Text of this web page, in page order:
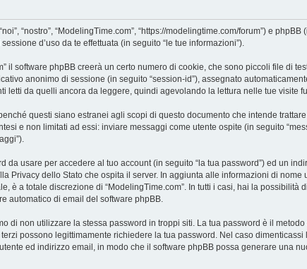
“nostro”, “ModelingTime.com”, “https://modelingtime.com/forum”) e phpBB
d’uso da te effettuata (in seguito “le tue informazioni”).
il software phpBB creerà un certo numero di cookie, che sono piccoli file di
anonimo di sessione (in seguito “session-id”), assegnato
letti da quelli ancora da leggere, quindi agevolando la lettura nelle tue visite
questi siano estranei agli scopi di questo documento che intende
e non limitati ad essi: inviare messaggi come utente ospite (in seguito
usare per accedere al tuo account (in seguito “la tua password”) ed un
Privacy dello Stato che ospita il server. In aggiunta alle informazioni di
è a totale discrezione di “ModelingTime.com”. In tutti i casi, hai la
automatico di email del software phpBB.
non utilizzare la stessa password in troppi siti. La tua password è il
possono legittimamente richiedere la tua password. Nel caso
ed indirizzo email, in modo che il software phpBB possa generare una